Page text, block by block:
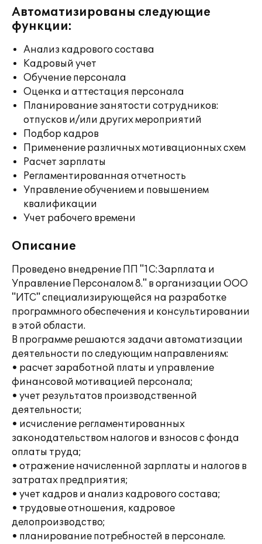
Автоматизированы следующие
функции:
Анализ кадрового состава
Кадровый учет
Обучение персонала
Оценка и аттестация персонала
Планирование занятости сотрудников:
отпусков и/или других мероприятий
Подбор кадров
Применение различных мотивационных схем
Расчет зарплаты
Регламентированная отчетность
Управление обучением и повышением
квалификации
Учет рабочего времени
Описание
Проведено внедрение ПП "1С:Зарплата и
Управление Персоналом 8." в организации ООО
"ИТС" специализирующейся на разработке
программного обеспечения и консультировании
в этой области.
В программе решаются задачи автоматизации
деятельности по следующим направлениям:
• расчет заработной платы и управление
финансовой мотивацией персонала;
• учет результатов производственной
деятельности;
• исчисление регламентированных
законодательством налогов и взносов с фонда
оплаты труда;
• отражение начисленной зарплаты и налогов в
затратах предприятия;
• учет кадров и анализ кадрового состава;
• трудовые отношения, кадровое
делопроизводство;
• планирование потребностей в персонале.